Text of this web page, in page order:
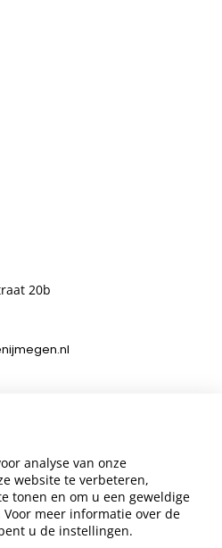
20b
analyse van onze
website te verbeteren,
tonen en om u een geweldige
meer informatie over de
u de instellingen.